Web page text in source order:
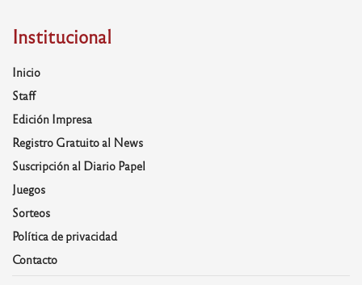
Institucional
Inicio
Staff
Edición Impresa
Registro Gratuito al News
Suscripción al Diario Papel
Juegos
Sorteos
Política de privacidad
Contacto